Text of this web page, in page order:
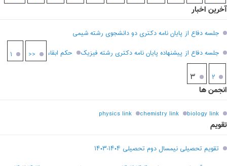
آخرین اخبار
جلسه دفاع از پایان نامه دکتری دو دانشجوی رشته شیمی
جلسه دفاع از پیشنهاده پایان نامه دکتری رشته فیزیک
حکم ابقاء << ۱
۲ ۳
انجمن ها
biology link
chemistry link
physics link
تقویم
تقویم تحصیلی نیمسال دوم تحصیلی ۱۴۰۴-۱۴۰۳